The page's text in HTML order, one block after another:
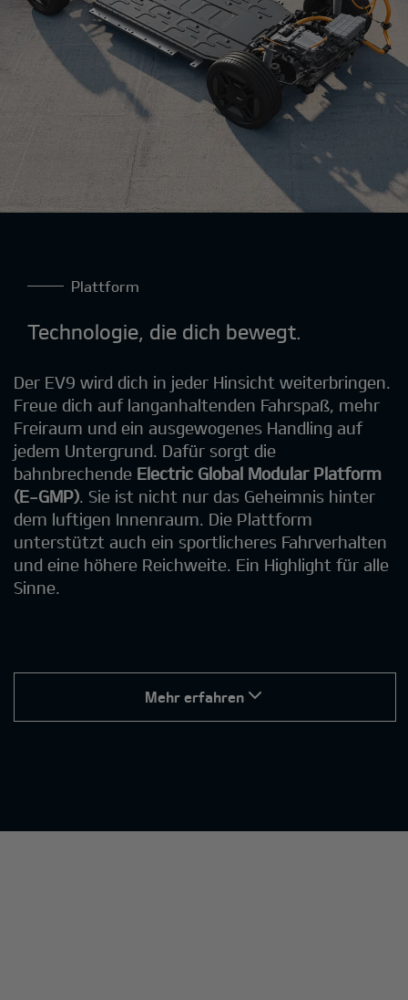
Plattform
Technologie, die dich bewegt.
Der EV9 wird dich in jeder Hinsicht weiterbringen.
Freue dich auf langanhaltenden Fahrspaß, mehr
Freiraum und ein ausgewogenes Handling auf
jedem Untergrund. Dafür sorgt die
bahnbrechende Electric Global Modular Platform
(E-GMP). Sie ist nicht nur das Geheimnis hinter
dem luftigen Innenraum. Die Plattform
unterstützt auch ein sportlicheres Fahrverhalten
und eine höhere Reichweite. Ein Highlight für alle
Sinne.
Mehr erfahren